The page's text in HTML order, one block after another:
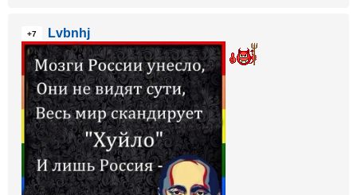
+7 Lvbnhj